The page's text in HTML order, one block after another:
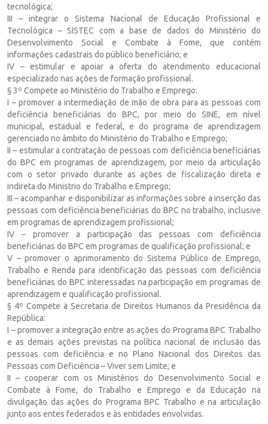
tecnológica;
III – integrar o Sistema Nacional de Educação Profissional e
Tecnológica – SISTEC com a base de dados do Ministério do
Desenvolvimento Social e Combate à Fome, que contém
informações cadastrais do público beneficiário; e
IV – estimular e apoiar a oferta do atendimento educacional
especializado nas ações de formação profissional.
§ 3º Compete ao Ministério do Trabalho e Emprego:
I – promover a intermediação de mão de obra para as pessoas com
deficiência beneficiárias do BPC, por meio do SINE, em nível
municipal, estadual e federal, e do programa de aprendizagem
gerenciado no âmbito do Ministério do Trabalho e Emprego;
II – estimular a contratação de pessoas com deficiência beneficiárias
do BPC em programas de aprendizagem, por meio da articulação
com o setor privado durante as ações de fiscalização direta e
indireta do Ministrio do Trabalho e Emprego;
III – acompanhar e disponibilizar as informações sobre a inserção das
pessoas com deficiência beneficiárias do BPC no trabalho, inclusive
em programas de aprendizagem profissional;
IV – promover a participação das pessoas com deficiência
beneficiárias do BPC em programas de qualificação profissional; e
V – promover o aprimoramento do Sistema Público de Emprego,
Trabalho e Renda para identificação das pessoas com deficiência
beneficiárias do BPC interessadas na participação em programas de
aprendizagem e qualificação profissional.
§ 4º Compete à Secretaria de Direitos Humanos da Presidência da
República:
I – promover a integração entre as ações do Programa BPC Trabalho
e as demais ações previstas na política nacional de inclusão das
pessoas com deficiência e no Plano Nacional dos Direitos das
Pessoas com Deficiência – Viver sem Limite; e
II – cooperar com os Ministérios do Desenvolvimento Social e
Combate à Fome, do Trabalho e Emprego e da Educação na
divulgação das ações do Programa BPC Trabalho e na articulação
junto aos entes federados e às entidades envolvidas.